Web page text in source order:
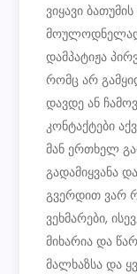
ვიყავი
მოულოდნელად
დამპატიჟა
რომც არ
დავდე ან
კონტაქტები
მან ერთხელ
გადამიყვანა
გვერდით ვარ
ვეხმარები,
მიხარია და
მალხაზსა და